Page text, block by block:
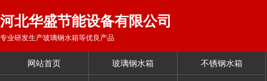
河北华盛节能设备有限公司
专业研发生产玻璃钢水箱等优良产品
网站首页 玻璃钢水箱 不锈钢水箱